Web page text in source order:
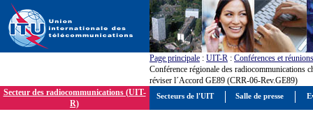
Page principale : UIT-R : Conférences et réunions
Conférence régionale des radiocommunications
réviser l´Accord GE89 (CRR-06-Rev.GE89)
Secteur des radiocommunications (UIT-
R)
Secteurs de l'UIT Salle de presse